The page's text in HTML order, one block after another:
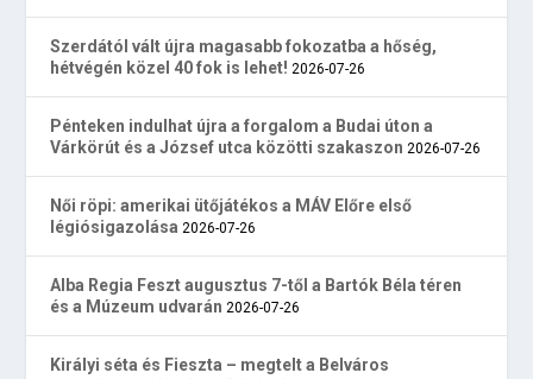
Szerdától vált újra magasabb fokozatba a hőség,
hétvégén közel 40 fok is lehet! 2026-07-26
Pénteken indulhat újra a forgalom a Budai úton a
Várkörút és a József utca közötti szakaszon 2026-07-26
Női röpi: amerikai ütőjátékos a MÁV Előre első
légiósigazolása 2026-07-26
Alba Regia Feszt augusztus 7-től a Bartók Béla téren
és a Múzeum udvarán 2026-07-26
Királyi séta és Fieszta – megtelt a Belváros